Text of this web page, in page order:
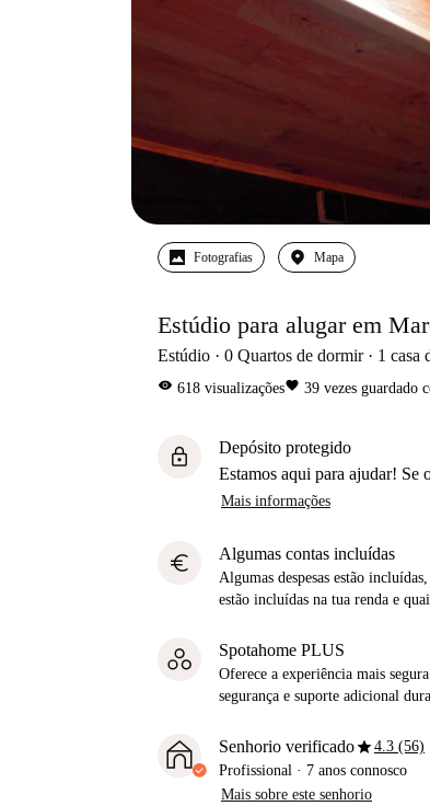
Fotografias Mapa
Estúdio para alugar em
Estúdio 0 Quartos de dormir 1 casa
visibility 618 visualizaçõesfavorite 39 vezes guardado
lock
Depósito protegido
Estamos aqui para ajudar! Se
Mais informações
euro Algumas contas incluídas
Algumas despesas estão
estão incluídas na tua renda e
Spotahome PLUS
Oferece a experiência mais
segurança e suporte adicional
Senhorio verificadostar4.3 (56)
Profissional · 7 anos connosco
Mais sobre este senhorio